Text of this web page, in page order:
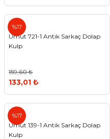
%17
Umut
Umut 721-1 Antik Sarkaç Dolap
Kulp
159,60 ₺
133,01 ₺
%17
Umut
Umut 139-1 Antik Sarkaç Dolap
Kulp